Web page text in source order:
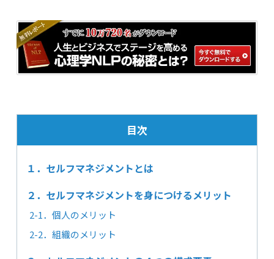
目次
１．セルフマネジメントとは
２．セルフマネジメントを身につけるメリット
2-1．個人のメリット
2-2．組織のメリット